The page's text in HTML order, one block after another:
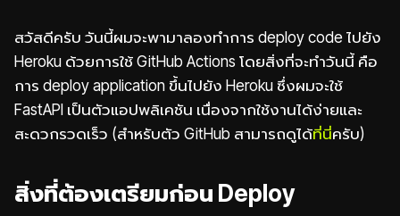
สวัสดีครับ วันนี้ผมจะพามาลองทำการ deploy code ไปยัง
Heroku ด้วยการใช้ GitHub Actions โดยสิ่งที่จะทำวันนี้ คือ
การ deploy application ขึ้นไปยัง Heroku ซึ่งผมจะใช้
FastAPI เป็นตัวแอปพลิเคชัน เนื่องจากใช้งานได้ง่ายและ
สะดวกรวดเร็ว (สำหรับตัว GitHub สามารถดูได้ที่นี่ครับ)
สิ่งที่ต้องเตรียมก่อน Deploy